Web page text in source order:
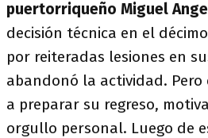
puertorriqueño Miguel
decisión técnica en el
por reiteradas lesiones en
abandonó la actividad. Pero
a preparar su regreso,
orgullo personal. Luego de